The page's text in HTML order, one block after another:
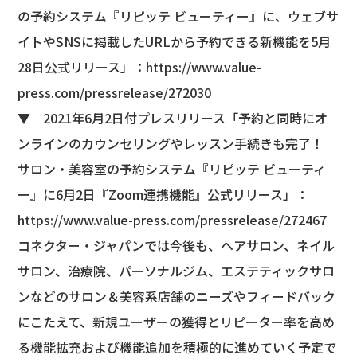
の予約システム『リピッテ ビューティー』に、ウェブサ
イトやSNSに掲載したURLから予約できる新機能を5月
28日公式リリース」： https://www.value-
press.com/pressrelease/272030
▼ 2021年6月2日付プレスリリース「予約と同時にオ
ンラインのカウンセリングやレッスン手続きも完了！
サロン・美容室の予約システム『リピッテ ビューティ
ー』に6月2日『Zoom連携機能』公式リリース」：
https://www.value-press.com/pressrelease/272467
コネクター・ジャパンでは今後も、ヘアサロン、ネイル
サロン、治療院、パーソナルジム、エステティックサロ
ンなどのサロン＆美容系店舗のニーズやフィードバック
にこたえて、新規ユーザーの獲得とリピーター率を高め
る機能拡充および機能追加を積極的に進めていく予定で